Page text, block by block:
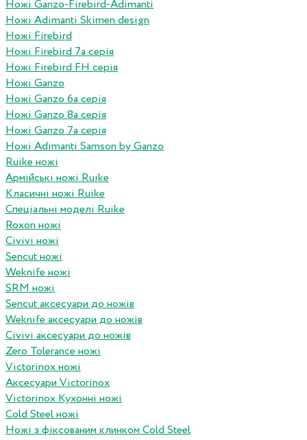
Ножі Ganzo-Firebird-Adimanti
Ножі Adimanti Skimen design
Ножі Firebird
Ножі Firebird 7а серія
Ножі Firebird FH серія
Ножі Ganzo
Ножі Ganzo 6а серія
Ножі Ganzo 8а серія
Ножі Ganzo 7а серія
Ножі Adimanti Samson by Ganzo
Ruike ножі
Армійські ножі Ruike
Класичні ножі Ruike
Спеціальні моделі Ruike
Roxon ножi
Civivi ножі
Sencut ножі
Weknife ножі
SRM ножі
Sencut аксесуари до ножів
Weknife аксесуари до ножів
Civivi аксесуари до ножів
Zero Tolerance ножі
Victorinox ножі
Аксесуари Victorinox
Victorinox Кухонні ножі
Cold Steel ножі
Ножі з фіксованим клинком Cold Steel